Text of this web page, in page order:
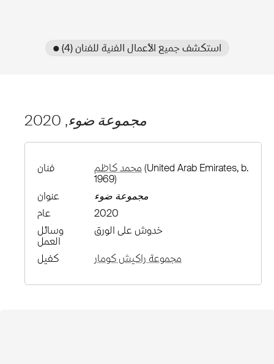
● استكشف جميع الأعمال الفنية للفنان (4)
مجموعة ضوء, 2020
فنان محمد كاظم (United Arab Emirates, b.
1969)
عنوان
مجموعة ضوء
عام
2020
وسائل
العمل
خدوش على الورق
كفيل مجموعة راكيش كومار